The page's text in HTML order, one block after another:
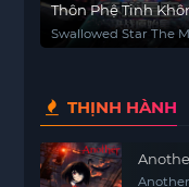
Thôn Phệ Tinh
Movie: Quyết Chiến
Nguyên Thủy Tinh
Swallowed Star The
THỊNH HÀNH
Another